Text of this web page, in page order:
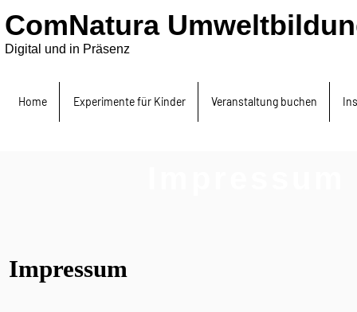
ComNatura
Digital und in Präsenz
Home Experimente für Kinder Veranstaltung buchen
Impressum